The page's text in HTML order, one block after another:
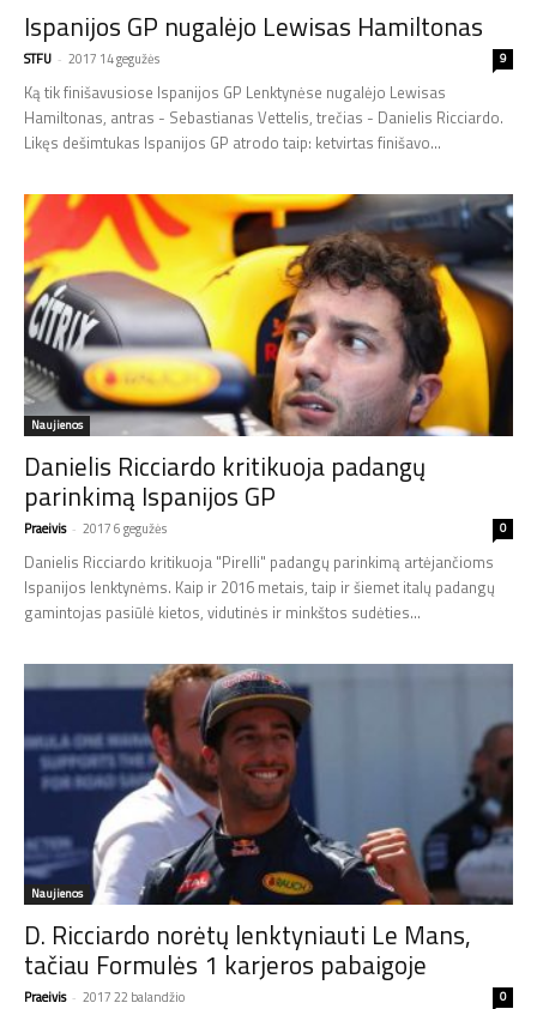
Ispanijos GP nugalėjo Lewisas Hamiltonas
STFU - 2017 14 gegužės 9
Ką tik finišavusiose Ispanijos GP Lenktynėse nugalėjo Lewisas
Hamiltonas, antras - Sebastianas Vettelis, trečias - Danielis Ricciardo.
Likęs dešimtukas Ispanijos GP atrodo taip: ketvirtas finišavo...
Naujienos
Danielis Ricciardo kritikuoja padangų
parinkimą Ispanijos GP
Praeivis - 2017 6 gegužės 0
Danielis Ricciardo kritikuoja "Pirelli" padangų parinkimą artėjančioms
Ispanijos lenktynėms. Kaip ir 2016 metais, taip ir šiemet italų padangų
gamintojas pasiūlė kietos, vidutinės ir minkštos sudėties...
Naujienos
D. Ricciardo norėtų lenktyniauti Le Mans,
tačiau Formulės 1 karjeros pabaigoje
Praeivis - 2017 22 balandžio 0